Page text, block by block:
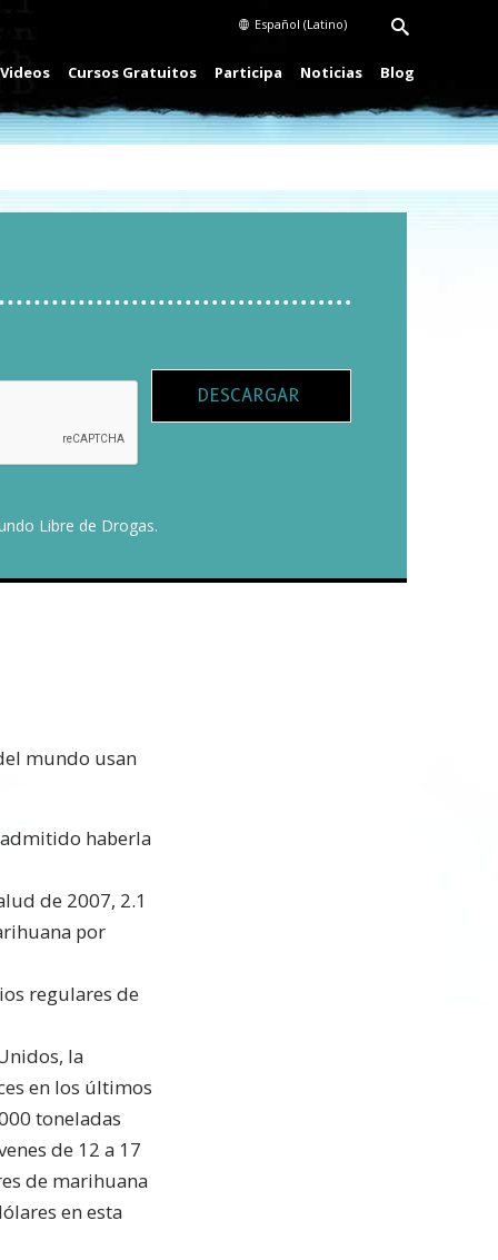
Español (Latino)
Videos Cursos Gratuitos Participa Noticias Blog
DESCARGAR
Libre de Drogas.
mundo usan
haberla
de 2007, 2.1
por
regulares de
la
en los últimos
toneladas
de 12 a 17
de marihuana
en esta